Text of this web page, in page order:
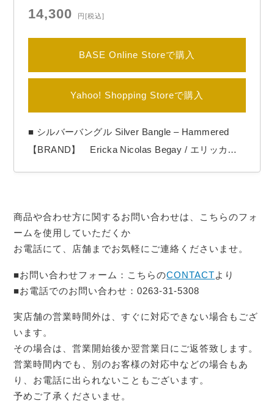
14,300 円[税込]
BASE Online Storeで購入
Yahoo! Shopping Storeで購入
■ シルバーバングル Silver Bangle – Hammered
【BRAND】 Ericka Nicolas Begay / エリッカニ
をシルバーの塊を溶かす工程からの手作…
商品や合わせ方に関するお問い合わせは、こちらのフォ
ームを使用していただくか
お電話にて、店舗までお気軽にご連絡くださいませ。
■お問い合わせフォーム：こちらのCONTACTより
■お電話でのお問い合わせ：0263-31-5308
実店舗の営業時間外は、すぐに対応できない場合もござ
います。
その場合は、営業開始後か翌営業日にご返答致します。
営業時間内でも、別のお客様の対応中などの場合もあ
り、お電話に出られないこともございます。
予めご了承くださいませ。